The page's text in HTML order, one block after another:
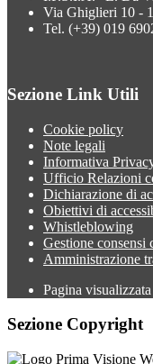
Via Ghiglieri 10 -
Tel. (+39) 019
Sezione Link Utili
Cookie policy
Note legali
Informativa
Ufficio Relazioni
Dichiarazione di
Obiettivi di
Whistleblowing
Gestione consensi
Amministrazione
Pagina visualizzata
Sezione Copyright